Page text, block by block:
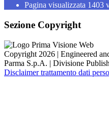
Pagina visualizzata 1403
Sezione Copyright
Copyright 2026 | Engineered
Parma S.p.A. | Divisione
Disclaimer trattamento dati